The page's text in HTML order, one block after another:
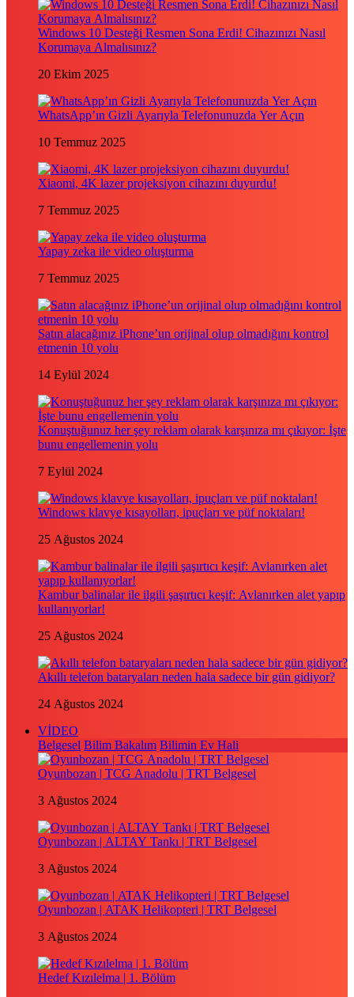
Windows 10 Desteği Resmen Sona Erdi! Cihazınızı Nasıl
Korumaya Almalısınız?
20 Ekim 2025
WhatsApp’ın Gizli Ayarıyla Telefonunuzda Yer Açın
10 Temmuz 2025
Xiaomi, 4K lazer projeksiyon cihazını duyurdu!
7 Temmuz 2025
Yapay zeka ile video oluşturma
7 Temmuz 2025
Satın alacağınız iPhone’un orijinal olup olmadığını kontrol
etmenin 10 yolu
14 Eylül 2024
Konuştuğunuz her şey reklam olarak karşınıza mı çıkıyor: İşte
bunu engellemenin yolu
7 Eylül 2024
Windows klavye kısayolları, ipuçları ve püf noktaları!
25 Ağustos 2024
Kambur balinalar ile ilgili şaşırtıcı keşif: Avlanırken alet yapıp
kullanıyorlar!
25 Ağustos 2024
Akıllı telefon bataryaları neden hala sadece bir gün gidiyor?
24 Ağustos 2024
VİDEO
Belgesel Bilim Bakalım Bilimin Ev Hali
Oyunbozan | TCG Anadolu | TRT Belgesel
3 Ağustos 2024
Oyunbozan | ALTAY Tankı | TRT Belgesel
3 Ağustos 2024
Oyunbozan | ATAK Helikopteri | TRT Belgesel
3 Ağustos 2024
Hedef Kızılelma | 1. Bölüm